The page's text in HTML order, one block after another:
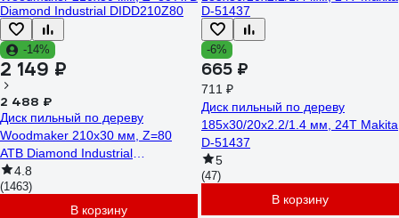
-14%
2 149 ₽
2 488 ₽
Диск пильный по дереву
Woodmaker 210x30 мм, Z=80
ATB Diamond Industrial
DIDD210Z80
4.8
(1463)
В корзину
-6%
665 ₽
711 ₽
Диск пильный по дереву
185x30/20x2.2/1.4 мм, 24T Makita
D-51437
5
(47)
В корзину